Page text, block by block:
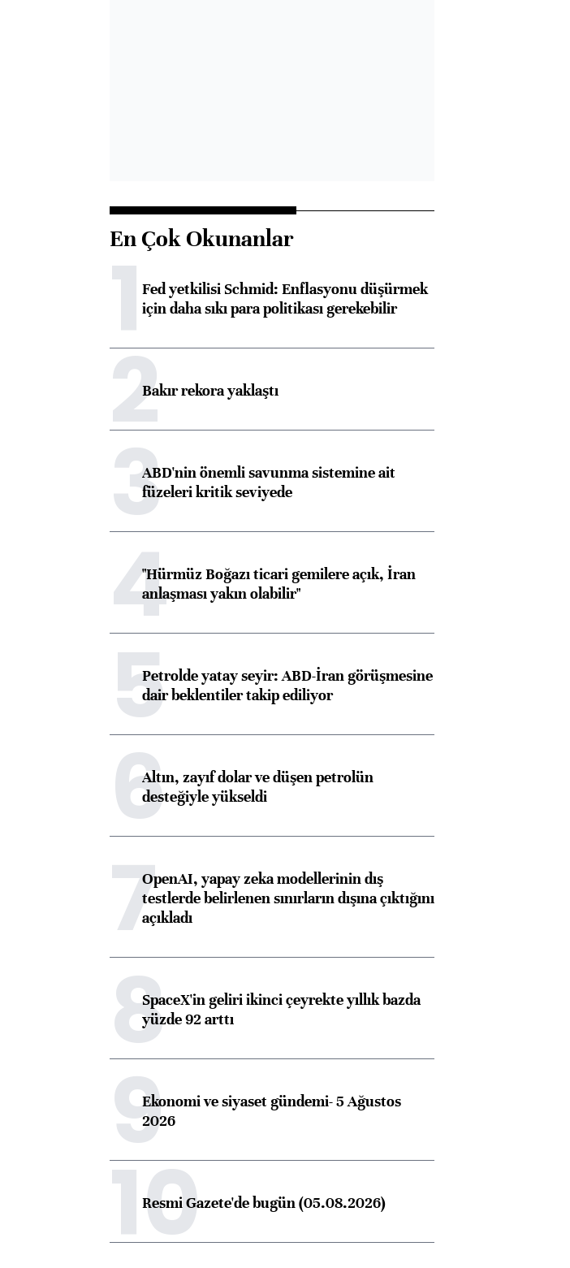
En Çok Okunanlar
1Fed yetkilisi Schmid: Enflasyonu düşürmek
için daha sıkı para politikası gerekebilir
2Bakır rekora yaklaştı
3ABD'nin önemli savunma sistemine ait
füzeleri kritik seviyede
4"Hürmüz Boğazı ticari gemilere açık, İran
anlaşması yakın olabilir"
5Petrolde yatay seyir: ABD-İran görüşmesine
dair beklentiler takip ediliyor
6Altın, zayıf dolar ve düşen petrolün
desteğiyle yükseldi
7OpenAI, yapay zeka modellerinin dış
testlerde belirlenen sınırların dışına çıktığını
açıkladı
8SpaceX'in geliri ikinci çeyrekte yıllık bazda
yüzde 92 arttı
9Ekonomi ve siyaset gündemi- 5 Ağustos
2026
10
Resmi Gazete'de bugün (05.08.2026)